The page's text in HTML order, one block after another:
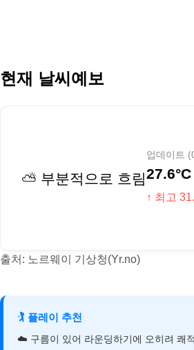
현재 날씨예보
⛅ 부분적으로 흐림
업데이트
27.6°C
↑ 최고
출처: 노르웨이 기상청(Yr.no)
🏌️ 플레이 추천
☁️ 구름이 있어 라운딩하기에 오히려 쾌